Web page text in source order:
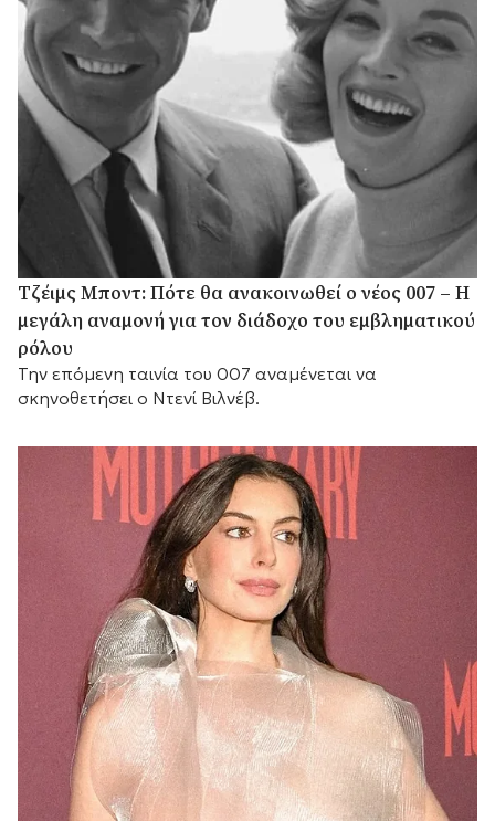
Τζέιμς Μποντ: Πότε θα ανακοινωθεί ο νέος 007 – Η
μεγάλη αναμονή για τον διάδοχο του εμβληματικού
ρόλου
Την επόμενη ταινία του 007 αναμένεται να
σκηνοθετήσει ο Ντενί Βιλνέβ.